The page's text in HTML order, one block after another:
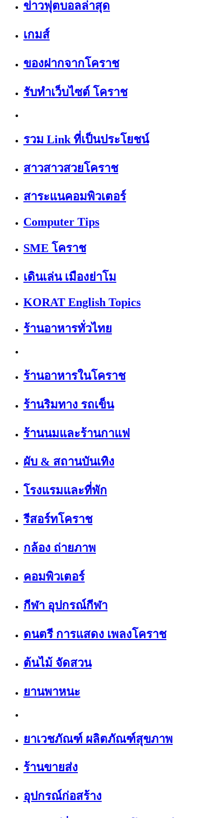
ข่าวฟุตบอลล่าสุด
เกมส์
ของฝากจากโคราช
รับทำเว็บไซต์ โคราช
รวม Link ที่เป็นประโยชน์
สาวสาวสวยโคราช
สาระแนคอมพิวเตอร์
Computer Tips
SME โคราช
เดินเล่น เมืองย่าโม
KORAT English Topics
ร้านอาหารทั่วไทย
ร้านอาหารในโคราช
ร้านริมทาง รถเข็น
ร้านนมและร้านกาแฟ
ผับ & สถานบันเทิง
โรงแรมและที่พัก
รีสอร์ทโคราช
กล้อง ถ่ายภาพ
คอมพิวเตอร์
กีฬา อุปกรณ์กีฬา
ดนตรี การแสดง เพลงโคราช
ต้นไม้ จัดสวน
ยานพาหนะ
ยาเวชภัณฑ์ ผลิตภัณฑ์สุขภาพ
ร้านขายส่ง
อุปกรณ์ก่อสร้าง